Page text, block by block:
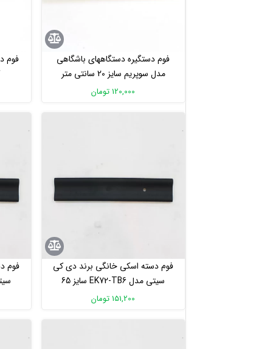
فوم دستگیره دستگاههای باشگاهی
مدل سوپریم سایز 20 سانتی متر
120,000 تومان
فوم
فوم دسته اسکی خانگی برند دی کی
سیتی مدل EK72-TB6 سایز 65
سانتی متر
151,200 تومان
فوم